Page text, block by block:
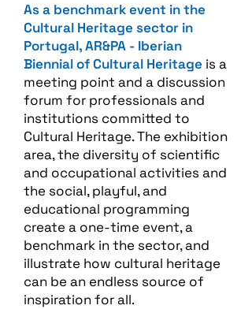
As a benchmark event in the
Cultural Heritage sector in
Portugal, AR&PA - Iberian
Biennial of Cultural Heritage is a
meeting point and a discussion
forum for professionals and
institutions committed to
Cultural Heritage. The exhibition
area, the diversity of scientific
and occupational activities and
the social, playful, and
educational programming
create a one-time event, a
benchmark in the sector, and
illustrate how cultural heritage
can be an endless source of
inspiration for all.